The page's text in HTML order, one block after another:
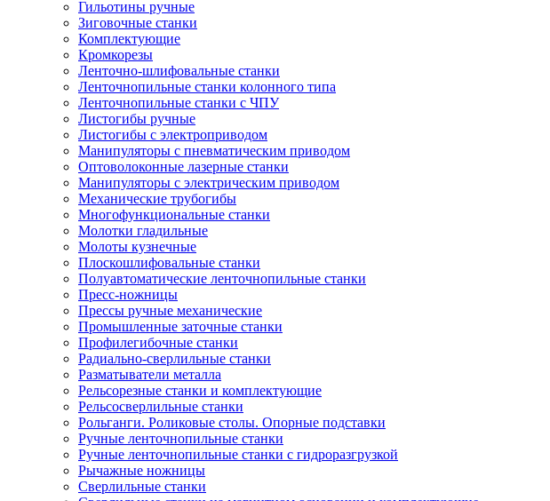
Гильотины ручные
Зиговочные станки
Комплектующие
Кромкорезы
Ленточно-шлифовальные станки
Ленточнопильные станки колонного типа
Ленточнопильные станки с ЧПУ
Листогибы ручные
Листогибы с электроприводом
Манипуляторы с пневматическим приводом
Оптоволоконные лазерные станки
Манипуляторы с электрическим приводом
Механические трубогибы
Многофункциональные станки
Молотки гладильные
Молоты кузнечные
Плоскошлифовальные станки
Полуавтоматические ленточнопильные станки
Пресс-ножницы
Прессы ручные механические
Промышленные заточные станки
Профилегибочные станки
Радиально-сверлильные станки
Разматыватели металла
Рельсорезные станки и комплектующие
Рельсосверлильные станки
Рольганги. Роликовые столы. Опорные подставки
Ручные ленточнопильные станки
Ручные ленточнопильные станки с гидроразгрузкой
Рычажные ножницы
Сверлильные станки